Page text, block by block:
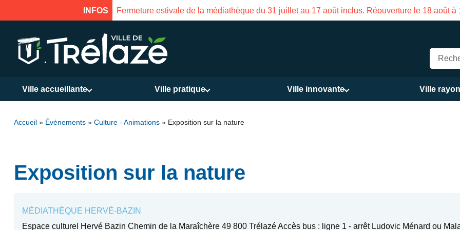
INFOS Fermeture estivale de la Maison des Services publics Vasco de Gama du 3 au 21 août
Ville accueillante Ville pratique Ville innovante Ville
Accueil » Événements » Culture - Animations » Exposition sur la nature
Exposition sur la nature
MÉDIATHÈQUE HERVÉ-BAZIN
Espace culturel Hervé Bazin Chemin de la Maraîchère 49 800 Trélazé Accès bus : ligne 1 - arrêt Ludovic Ménard ou